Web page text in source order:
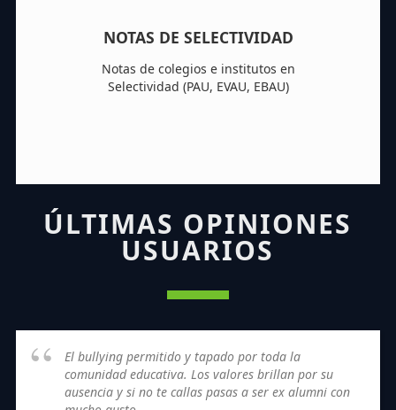
NOTAS DE SELECTIVIDAD
Notas de colegios e institutos en
Selectividad (PAU, EVAU, EBAU)
ÚLTIMAS OPINIONES
USUARIOS
El bullying permitido y tapado por toda la
comunidad educativa. Los valores brillan por su
ausencia y si no te callas pasas a ser ex alumni con